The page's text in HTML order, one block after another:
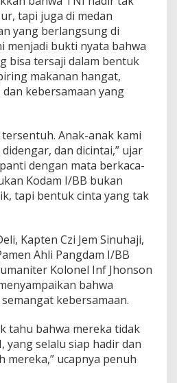
tapi juga di medan
yang berlangsung di
menjadi bukti nyata bahwa
bisa tersaji dalam bentuk
makanan hangat,
kebersamaan yang
Anak-anak kami
dan dicintai,” ujar
dengan mata berkaca-
Kodam I/BB bukan
tapi bentuk cinta yang tak
Kapten Czi Jem Sinuhaji,
Ahli Pangdam I/BB
Kolonel Inf Jhonson
bahwa
kebersamaan.
tahu bahwa mereka tidak
yang selalu siap hadir dan
mereka,” ucapnya penuh